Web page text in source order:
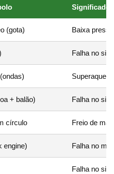
Significado
(gota) Baixa
Falha no
+ balão) Falha no
círculo Freio de
engine) Falha no
Falha no